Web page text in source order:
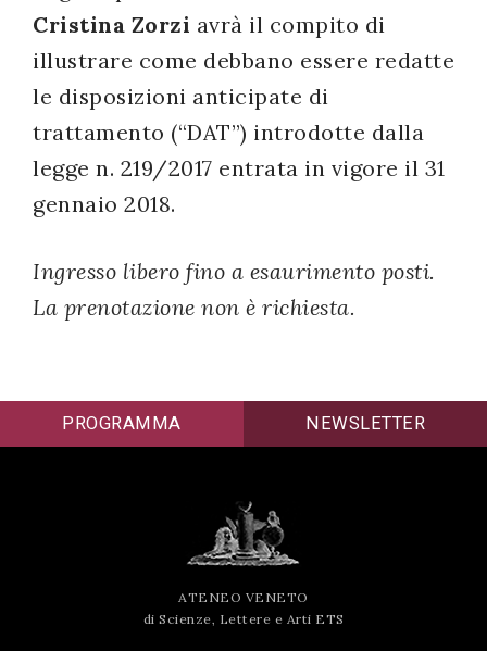
Cristina Zorzi avrà il compito di
illustrare come debbano essere redatte
le disposizioni anticipate di
trattamento (“DAT”) introdotte dalla
legge n. 219/2017 entrata in vigore il 31
gennaio 2018.
Ingresso libero fino a esaurimento posti.
La prenotazione non è richiesta.
PROGRAMMA NEWSLETTER
ATENEO VENETO
di Scienze, Lettere e Arti ETS